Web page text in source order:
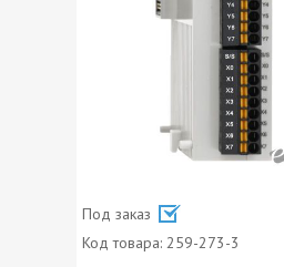
Под заказ
Код товара: 259-273-3